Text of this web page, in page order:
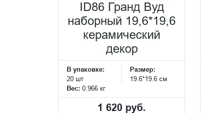
ID86 Гранд Вуд
наборный 19,6*19,6
керамический
декор
В упаковке:
20 шт
Размер:
19.6*19.6 см
Вес: 0.966 кг
1 620 руб.